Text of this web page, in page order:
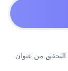
التحقق من عنوان